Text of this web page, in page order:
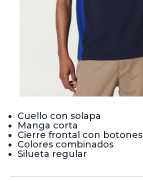
Cuello con solapa
Manga corta
Cierre frontal con botones
Colores combinados
Silueta regular